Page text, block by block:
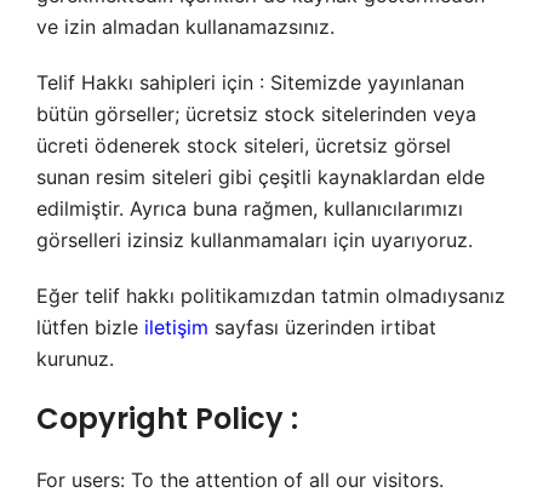
ve izin almadan kullanamazsınız.
Telif Hakkı sahipleri için : Sitemizde yayınlanan
bütün görseller; ücretsiz stock sitelerinden veya
ücreti ödenerek stock siteleri, ücretsiz görsel
sunan resim siteleri gibi çeşitli kaynaklardan elde
edilmiştir. Ayrıca buna rağmen, kullanıcılarımızı
görselleri izinsiz kullanmamaları için uyarıyoruz.
Eğer telif hakkı politikamızdan tatmin olmadıysanız
lütfen bizle iletişim sayfası üzerinden irtibat
kurunuz.
Copyright Policy :
For users: To the attention of all our visitors.